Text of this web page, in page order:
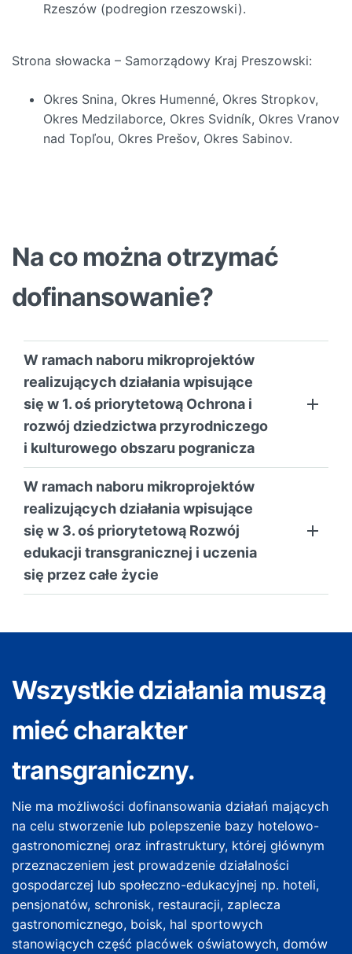
Rzeszów (podregion rzeszowski).
Strona słowacka – Samorządowy Kraj Preszowski:
Okres Snina, Okres Humenné, Okres Stropkov,
Okres Medzilaborce, Okres Svidník, Okres Vranov
nad Topľou, Okres Prešov, Okres Sabinov.
Na co można otrzymać
dofinansowanie?
W ramach naboru mikroprojektów
realizujących działania wpisujące
się w 1. oś priorytetową Ochrona i
rozwój dziedzictwa przyrodniczego
i kulturowego obszaru pogranicza
W ramach naboru mikroprojektów
realizujących działania wpisujące
się w 3. oś priorytetową Rozwój
edukacji transgranicznej i uczenia
się przez całe życie
Wszystkie działania muszą
mieć charakter
transgraniczny.
Nie ma możliwości dofinansowania działań mających
na celu stworzenie lub polepszenie bazy hotelowo-
gastronomicznej oraz infrastruktury, której głównym
przeznaczeniem jest prowadzenie działalności
gospodarczej lub społeczno-edukacyjnej np. hoteli,
pensjonatów, schronisk, restauracji, zaplecza
gastronomicznego, boisk, hal sportowych
stanowiących część placówek oświatowych, domów